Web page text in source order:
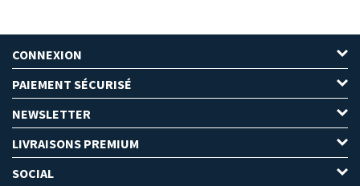
CONNEXION
PAIEMENT SÉCURISÉ
NEWSLETTER
LIVRAISONS PREMIUM
SOCIAL